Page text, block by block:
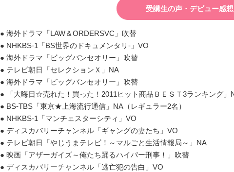
受講生の声・デビュー感
● 海外ドラマ「LAW＆ORDERSVC」吹替
● NHKBS-1「BS世界のドキュメンタリ-」VO
● 海外ドラマ「ビッグバンセオリー」吹替
● テレビ朝日「セレクションＸ」NA
● 海外ドラマ「ビッグバンセオリー」吹替
● 「大晦日☆売れた！買った！2011ヒット商品ＢＥＳＴ3ランキング」
● BS-TBS「東京★上海流行通信」NA（レギュラー2名）
● NHKBS-1「マンチェスターシティ」VO
● ディスカバリーチャンネル「ギャングの妻たち」VO
● テレビ朝日「やじうまテレビ！～マルごと生活情報局～」NA
● 映画「アザーガイズ～俺たち踊るハイパー刑事！」吹替
● ディスカバリーチャンネル「逃亡犯の告白」VO